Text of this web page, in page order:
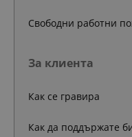
Свободни работни
За клиента
Как се гравира
Как да поддържате